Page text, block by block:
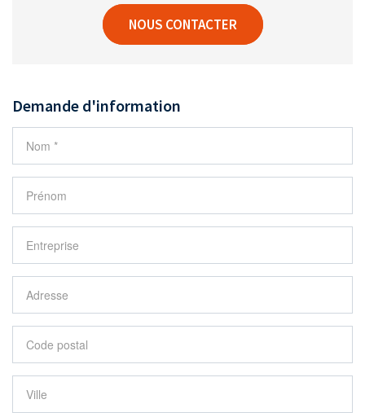
NOUS CONTACTER
Demande d'information